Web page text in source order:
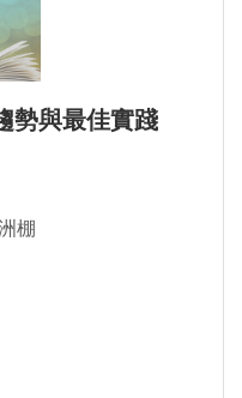
勢與最佳實踐
棚